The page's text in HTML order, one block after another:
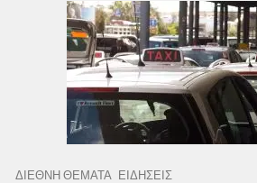
ΔΙΕΘΝΗ ΘΕΜΑΤΑ ΕΙΔΗΣΕΙΣ